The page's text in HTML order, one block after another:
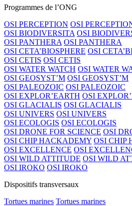
Programmes de l’ONG
OSI PERCEPTION OSI
OSI BIODIVERSITA OSI
OSI PANTHERA OSI PANTHERA
OSI CETA’BIOSPHERE OSI
OSI CETIS OSI CETIS
OSI WATER WATCH OSI WATER
OSI GEOSYST’M OSI GEOSYST’M
OSI PALEOZOIC OSI PALEOZOIC
OSI EXPLOR’EARTH OSI
OSI GLACIALIS OSI GLACIALIS
OSI UNIVERS OSI UNIVERS
OSI ECOLOGIS OSI ECOLOGIS
OSI DRONE FOR SCIENCE OSI
OSI CHIP HACKADEMY OSI CHIP
OSI EXCELLENCE OSI
OSI WILD ATTITUDE OSI WILD
OSI IROKO OSI IROKO
Dispositifs transversaux
Tortues marines Tortues marines